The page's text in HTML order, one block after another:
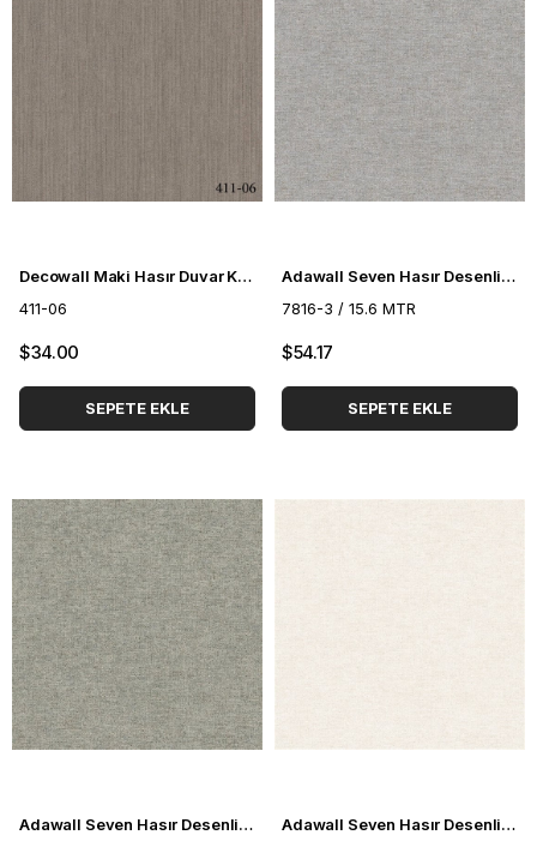
Decowall Maki Hasır Duvar Kağıdı 411-06
411-06
$34.00
SEPETE EKLE
Adawall Seven Hasır Desenli Duvar Kağıdı 7816-3
7816-3 / 15.6 MTR
$54.17
SEPETE EKLE
Adawall Seven Hasır Desenli Duvar Kağıdı 7816-4 Adawall Seven Hasır Desenli Duvar Kağıdı 7816-5